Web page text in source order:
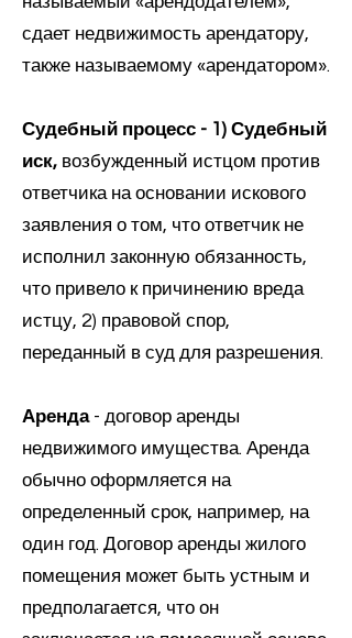
сдает недвижимость арендатору,
также называемому «арендатором».
Судебный процесс - 1) Судебный
иск, возбужденный истцом против
ответчика на основании искового
заявления о том, что ответчик не
исполнил законную обязанность,
что привело к причинению вреда
истцу, 2) правовой спор,
переданный в суд для разрешения.
Аренда- договор аренды
недвижимого имущества. Аренда
обычно оформляется на
определенный срок, например, на
один год. Договор аренды жилого
помещения может быть устным и
предполагается, что он